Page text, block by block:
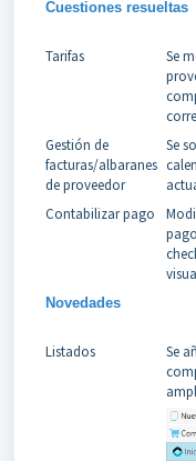
Cuestiones resueltas
Tarifas
Se
Gestión de
facturas/albaranes
de proveedor
Se
Contabilizar pago
Novedades
Listados
Se